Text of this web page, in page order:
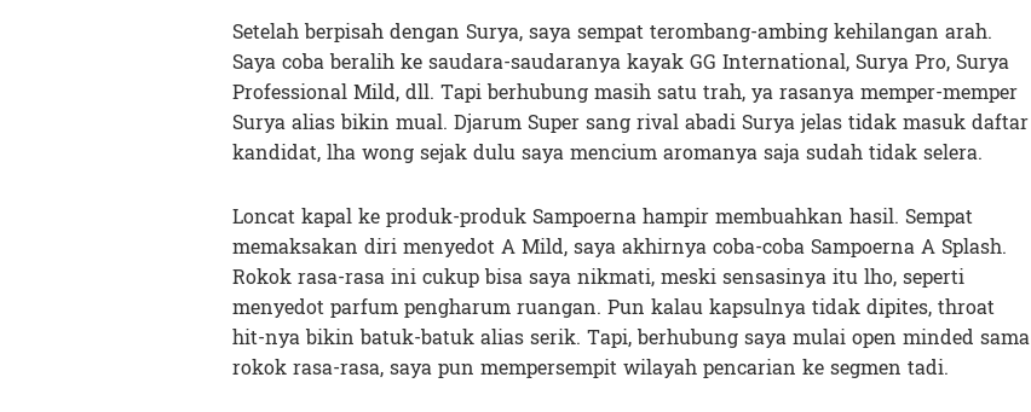
Setelah berpisah dengan Surya, saya sempat terombang-ambing kehilangan arah.
Saya coba beralih ke saudara-saudaranya kayak GG International, Surya Pro, Surya
Professional Mild, dll. Tapi berhubung masih satu trah, ya rasanya memper-memper
Surya alias bikin mual. Djarum Super sang rival abadi Surya jelas tidak masuk daftar
kandidat, lha wong sejak dulu saya mencium aromanya saja sudah tidak selera.
Loncat kapal ke produk-produk Sampoerna hampir membuahkan hasil. Sempat
memaksakan diri menyedot A Mild, saya akhirnya coba-coba Sampoerna A Splash.
Rokok rasa-rasa ini cukup bisa saya nikmati, meski sensasinya itu lho, seperti
menyedot parfum pengharum ruangan. Pun kalau kapsulnya tidak dipites, throat
hit-nya bikin batuk-batuk alias serik. Tapi, berhubung saya mulai open minded sama
rokok rasa-rasa, saya pun mempersempit wilayah pencarian ke segmen tadi.